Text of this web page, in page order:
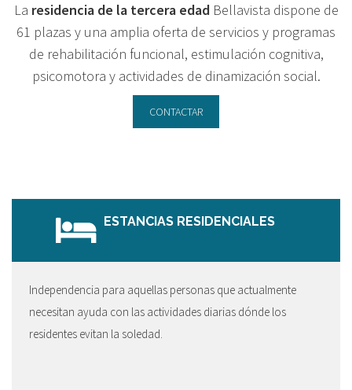
La residencia de la tercera edadBellavista dispone de
61 plazas y una amplia oferta de servicios y programas
de rehabilitación funcional, estimulación cognitiva,
psicomotora y actividades de dinamización social.
CONTACTAR
ESTANCIAS RESIDENCIALES
Independencia para aquellas personas que actualmente
necesitan ayuda con las actividades diarias dónde los
residentes evitan la soledad.